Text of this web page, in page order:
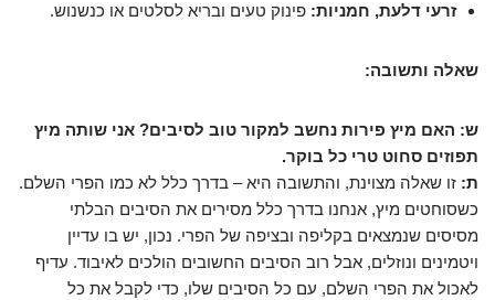
זרעי דלעת, חמניות: פינוק טעים ובריא לסלטים או כנשנוש.
שאלה ותשובה:
ש: האם מיץ פירות נחשב למקור טוב לסיבים? אני שותה מיץ
תפוזים סחוט טרי כל בוקר.
ת: זו שאלה מצוינת, והתשובה היא – בדרך כלל לא כמו הפרי השלם.
כשסוחטים מיץ, אנחנו בדרך כלל מסירים את הסיבים הבלתי
מסיסים שנמצאים בקליפה ובציפה של הפרי. נכון, יש בו עדיין
ויטמינים ונוזלים, אבל רוב הסיבים החשובים הולכים לאיבוד. עדיף
לאכול את הפרי השלם, עם כל הסיבים שלו, כדי לקבל את כל